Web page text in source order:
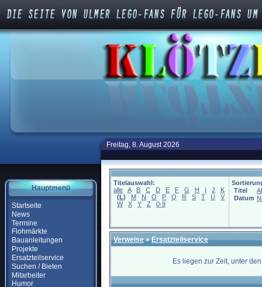
Hauptmenü
Startseite
News
Termine
Flohmärkte
Bauanleitungen
Projekte
Ersatzteilservice
Suchen / Bieten
Mitarbeiter
Humor
Freitag, 8. August 2026
Titelauswahl:
alle
A B C D E F G H I J
K
(L) M N O P Q R S T U
V
W
X Y Z 0-9
Titel
Datum
Verweise»Ersatzteilservice
Es liegen zur Zeit, unter